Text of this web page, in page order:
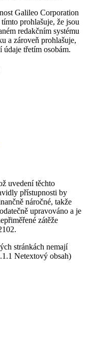
Galileo Corporation
prohlašuje, že jsou
redakčním systému
a zároveň prohlašuje,
údaje třetím osobám.
uvedení těchto
přístupnosti by
náročné, takže
upravováno a je
zátěže
stránkách nemají
Netextový obsah)